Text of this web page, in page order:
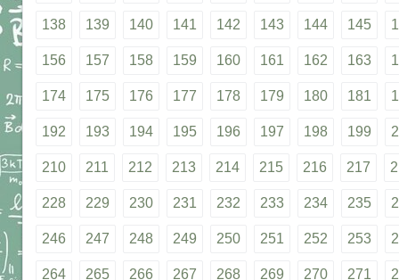
138 139 140 141 142 143 144 145
156 157 158 159 160 161 162 163
174 175 176 177 178 179 180 181
192 193 194 195 196 197 198 199
210 211 212 213 214 215 216 217
228 229 230 231 232 233 234 235
246 247 248 249 250 251 252 253
264 265 266 267 268 269 270 271